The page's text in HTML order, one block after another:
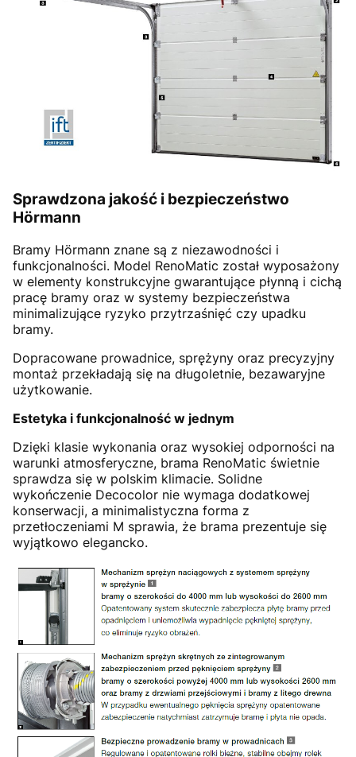
Sprawdzona jakość i bezpieczeństwo
Hörmann
Bramy Hörmann znane są z niezawodności i
funkcjonalności. Model RenoMatic został wyposażony
w elementy konstrukcyjne gwarantujące płynną i cichą
pracę bramy oraz w systemy bezpieczeństwa
minimalizujące ryzyko przytrzaśnięć czy upadku
bramy.
Dopracowane prowadnice, sprężyny oraz precyzyjny
montaż przekładają się na długoletnie, bezawaryjne
użytkowanie.
Estetyka i funkcjonalność w jednym
Dzięki klasie wykonania oraz wysokiej odporności na
warunki atmosferyczne, brama RenoMatic świetnie
sprawdza się w polskim klimacie. Solidne
wykończenie Decocolor nie wymaga dodatkowej
konserwacji, a minimalistyczna forma z
przetłoczeniami M sprawia, że brama prezentuje się
wyjątkowo elegancko.